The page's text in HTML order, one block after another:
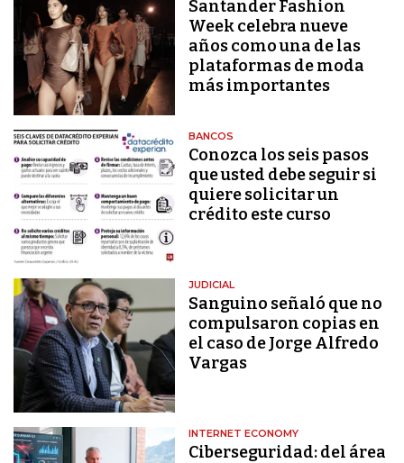
Santander Fashion
Week celebra nueve
años como una de las
plataformas de moda
más importantes
BANCOS
Conozca los seis pasos
que usted debe seguir si
quiere solicitar un
crédito este curso
JUDICIAL
Sanguino señaló que no
compulsaron copias en
el caso de Jorge Alfredo
Vargas
INTERNET ECONOMY
Ciberseguridad: del área